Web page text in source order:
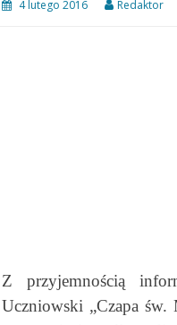
4 lutego 2016 Redaktor
Z przyjemnością
Uczniowski „Czapa św.